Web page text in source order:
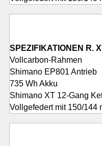
SPEZIFIKATIONEN R.
Vollcarbon-Rahmen
Shimano EP801 Antrieb
735 Wh Akku
Shimano XT 12-Gang
Vollgefedert mit 150/144